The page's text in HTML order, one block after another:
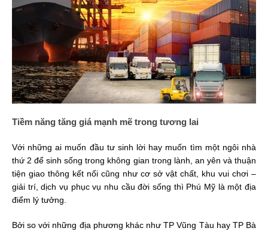
Tiềm năng tăng giá mạnh mẽ trong tương lai
Với những ai muốn đầu tư sinh lời hay muốn tìm một ngôi nhà
thứ 2 để sinh sống trong không gian trong lành, an yên và thuận
tiện giao thông kết nối cũng như cơ sở vật chất, khu vui chơi –
giải trí, dịch vụ phục vụ nhu cầu đời sống thì Phú Mỹ là một địa
điểm lý tưởng.
Bởi so với những địa phương khác như TP Vũng Tàu hay TP Bà